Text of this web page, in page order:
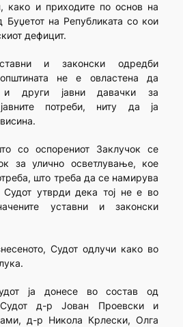
како и приходите по основ на
на Републиката со кои
дефицит.
и законски одредби
не е овластена да
и други јавни давачки за
потреби, ниту да ја
со оспорениот Заклучок се
за улично осветлување, кое
што треба да се намирува
Судот утврди дека тој не е во
уставни и законски
Судот одлучи како во
ја донесе во состав од
Судот д-р Јован Проевски и
д-р Никола Крлески, Олга